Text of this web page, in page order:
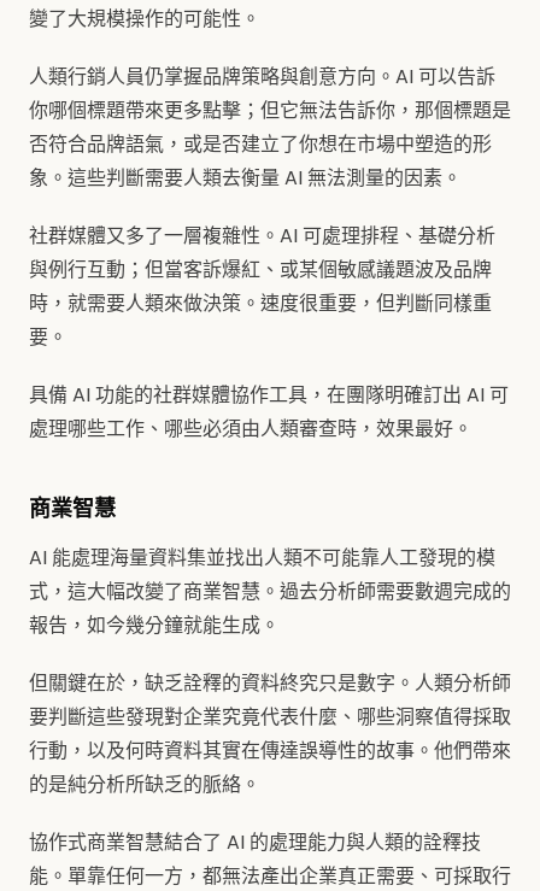
變了大規模操作的可能性。
人類行銷人員仍掌握品牌策略與創意方向。AI 可以告訴
你哪個標題帶來更多點擊；但它無法告訴你，那個標題是
否符合品牌語氣，或是否建立了你想在市場中塑造的形
象。這些判斷需要人類去衡量 AI 無法測量的因素。
社群媒體又多了一層複雜性。AI 可處理排程、基礎分析
與例行互動；但當客訴爆紅、或某個敏感議題波及品牌
時，就需要人類來做決策。速度很重要，但判斷同樣重
要。
具備 AI 功能的社群媒體協作工具，在團隊明確訂出 AI 可
處理哪些工作、哪些必須由人類審查時，效果最好。
商業智慧
AI 能處理海量資料集並找出人類不可能靠人工發現的模
式，這大幅改變了商業智慧。過去分析師需要數週完成的
報告，如今幾分鐘就能生成。
但關鍵在於，缺乏詮釋的資料終究只是數字。人類分析師
要判斷這些發現對企業究竟代表什麼、哪些洞察值得採取
行動，以及何時資料其實在傳達誤導性的故事。他們帶來
的是純分析所缺乏的脈絡。
協作式商業智慧結合了 AI 的處理能力與人類的詮釋技
能。單靠任何一方，都無法產出企業真正需要、可採取行